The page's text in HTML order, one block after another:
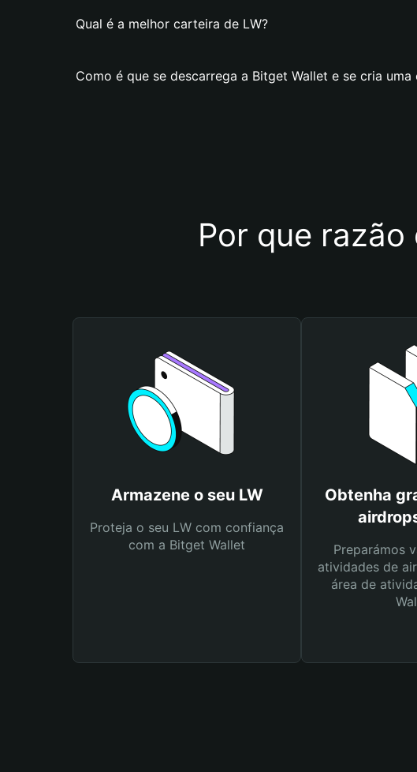
Qual é a melhor carteira de LW?
Como é que se descarrega a Bitget Wallet e se cria uma
Por que
Armazene o seu LW
Proteja o seu LW com confiança
com a Bitget Wallet
Obtenha
Preparámos
atividades de
área de